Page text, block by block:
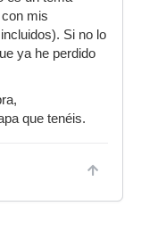
mis
Si no lo
ya he perdido
que tenéis.